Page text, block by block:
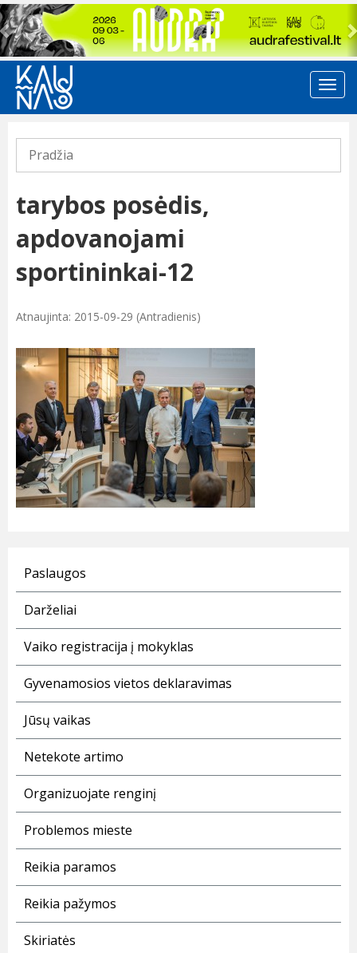
Previous
Pradžia
tarybos posėdis,
apdovanojami
sportininkai-12
Atnaujinta: 2015-09-29 (Antradienis)
Paslaugos
Darželiai
Vaiko registracija į mokyklas
Gyvenamosios vietos deklaravimas
Jūsų vaikas
Netekote artimo
Organizuojate renginį
Problemos mieste
Reikia paramos
Reikia pažymos
Skiriatės